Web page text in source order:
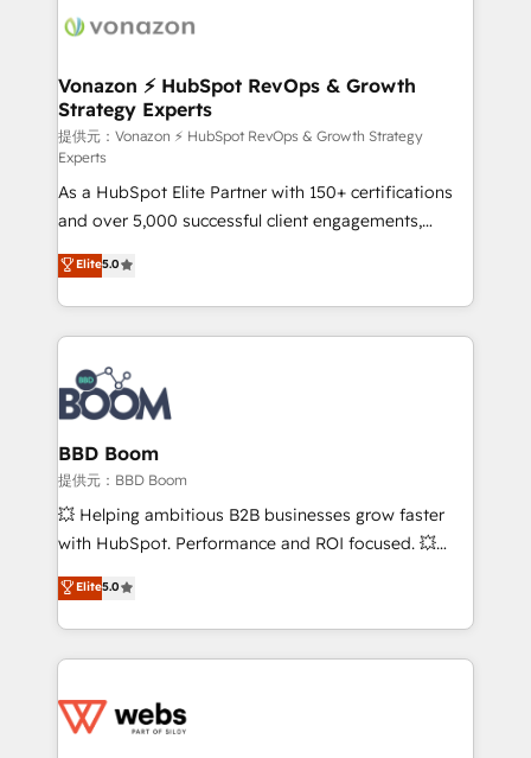
delà d’une simple transformation digitale et des
➤ L’intégration de CRM et de méthodologie RevOps
pour aligner les équipes marketing, commerciales et
support client (data migration, synchronisation API,
audit et maintenance) ➤ La création de sites internet
de conversion qui transforment les visiteurs en
opportunités d'affaires ➤ La mise en place de
stratégies d'acquisition marketing (SEO, SEA,
inbound, automatisation marketing, ABM, IA,
emailing) Informations clés : - 10 ans d'expérience -
100+ intégrations CRM HubSpot réussies - 40
experts conseil - 150 certifications HubSpot
cumulées
Vonazon ⚡ HubSpot RevOps & Growth
Strategy Experts
提供元：Vonazon ⚡ HubSpot RevOps & Growth Strategy
Experts
As a HubSpot Elite Partner with 150+ certifications
and over 5,000 successful client engagements,
Vonazon turns marketing complexity into
measurable, scalable growth. From onboarding to
enterprise-grade campaigns, our in-house team
builds scalable strategies that drive long-term
revenue. ⚙️ HubSpot Integration & Optimization •
Seamless CRM, CMS, and automation setup •
Complex platform migrations and data cleanups •
Custom APIs and third-party integrations 📈 End-to-
End Revenue Acceleration • Lifecycle marketing and
pipeline growth programs • Sales enablement tools
and CRM optimization • Retention strategies with
Execution • 750+ onboardings and 2,000+
implementations • Deep expertise across marketing,
Elite5.0
BBD Boom
提供元：BBD Boom
💥 Helping ambitious B2B businesses grow faster
with HubSpot. Performance and ROI focused. 💥
BBD Boom is the HubSpot partner that can help you
to HubSpot Better. We work with your teams to
solve all your HubSpot challenges and improve user
adoption, sales process and marketing results.
the first time 🔧 Designing and optimising your
Elite5.0